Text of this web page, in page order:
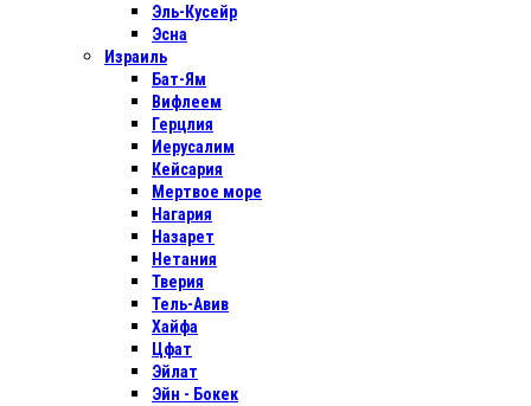
Эль-Кусейр
Эсна
Израиль
Бат-Ям
Вифлеем
Герцлия
Иерусалим
Кейсария
Мертвое море
Нагария
Назарет
Нетания
Тверия
Тель-Авив
Хайфа
Цфат
Эйлат
Эйн - Бокек